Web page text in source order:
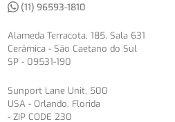
(11) 96593-1810
Alameda Terracota, 185, Sala 631
Cerâmica - São Caetano do Sul
SP - 09531-190
Sunport Lane Unit, 500
USA - Orlando, Florida
- ZIP CODE 230